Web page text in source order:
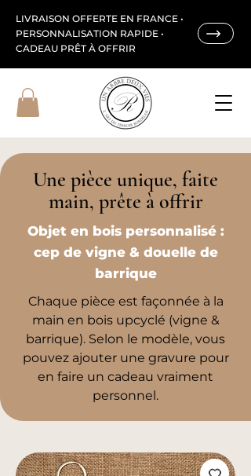
LIVRAISON OFFERTE EN FRANCE •
PERSONNALISATION RAPIDE •
CADEAU PRÊT À OFFRIR
Une pièce unique, faite
main, prête à offrir
Objet en bois personnalisé :
cep de vigne & douelle de
barrique
Chaque pièce est façonnée à la
main en bois upcyclé (vigne &
barrique). Selon le modèle, vous
pouvez ajouter une gravure pour
en faire un cadeau vraiment
personnel.